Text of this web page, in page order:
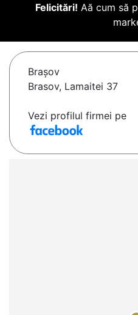
Felicitări! Aă cum să
Braşov
Brasov, Lamaitei 37
Vezi profilul firmei pe